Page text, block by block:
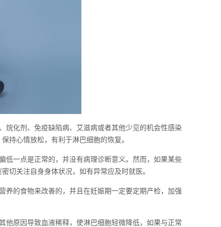
烷化剂、免疫缺陷病、艾滋病或者其他少见的机会性感染
持心情放松，有利于淋巴细胞的恢复。
低一点是正常的，并没有病理诊断意义。然而，如果某些
切关注自身身体状况，如有异常应及时就医。
养的食物来改善的，并且在妊娠期一定要定期产检，加强
他原因导致血液稀释，使淋巴细胞轻微降低，如果与正常